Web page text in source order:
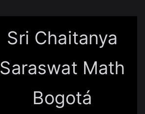
Sri Chaitanya
Saraswat Math
Bogotá